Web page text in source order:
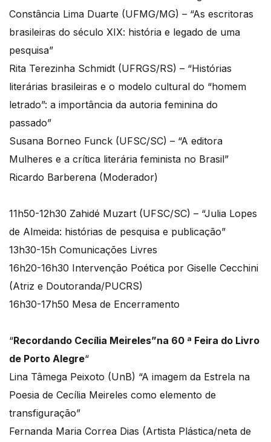
Constância Lima Duarte (UFMG/MG) – “As escritoras
brasileiras do século XIX: história e legado de uma
pesquisa”
Rita Terezinha Schmidt (UFRGS/RS) – “Histórias
literárias brasileiras e o modelo cultural do “homem
letrado”: a importância da autoria feminina do
passado”
Susana Borneo Funck (UFSC/SC) – “A editora
Mulheres e a crítica literária feminista no Brasil”
Ricardo Barberena (Moderador)
11h50-12h30 Zahidé Muzart (UFSC/SC) – “Julia Lopes
de Almeida: histórias de pesquisa e publicação”
13h30-15h Comunicações Livres
16h20-16h30 Intervenção Poética por Giselle Cecchini
(Atriz e Doutoranda/PUCRS)
16h30-17h50 Mesa de Encerramento
“Recordando Cecília Meireles”na 60 ª Feira do Livro
de Porto Alegre“
Lina Tâmega Peixoto (UnB) “A imagem da Estrela na
Poesia de Cecília Meireles como elemento de
transfiguração”
Fernanda Maria Correa Dias (Artista Plástica/neta de